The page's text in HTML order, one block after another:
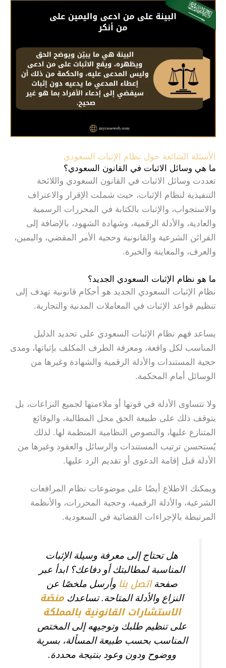
الأسئلة الشائعة حول نظام الإثبات السعودي
ما هي وسائل الاثبات في القانون السعودي؟
تعددت وسائل الاثبات في القانون السعودي واللائحة
التنفيذية لنظام الإثبات، حيث شملت الإقرار والاعتراف
والاستجواب، والإثبات بالكتابة في المحررات الرسمية
والعادية، والأدلة الرقمية، وشهادة الشهود، بالإضافة إلى
القرائن الشرعية والقانونية وحجية الأمر المقضي، واليمين،
والعرف، والمعاينة والخبرة.
ما هو نظام الإثبات السعودي الجديد؟
نظام الإثبات السعودي الجديد هو أحكام قانونية تهدف إلى
تنظيم قواعد الإثبات في المعاملات المدنية والتجارية.
يساعد فهم نظام الإثبات السعودي على تحديد الدليل
المناسب لكل واقعة، ومعرفة الطرف المكلف بإثباتها، ومدى
حجية المستندات والأدلة الرقمية والشهادة وغيرها من
الوسائل أمام المحكمة.
ولا تتساوى الأدلة في قوتها أو ملاءمتها لجميع النزاعات، بل
يتوقف ذلك على طبيعة الحق محل المطالبة، والوقائع
المتنازع عليها، والنصوص النظامية المنظمة لها. لذلك
يُستحسن ترتيب المستندات والرسائل والعقود وغيرها من
الأدلة قبل إقامة الدعوى أو تقديم الرد عليها.
ويمكنك الاطلاع أيضًا على موضوعات نظام المرافعات
الشرعية، والأدلة الرقمية، وحجية المحررات، والأنظمة
المرتبطة بالإجراءات القضائية في السعودية.
هل تحتاج إلى معرفة وسيلة الإثبات
المناسبة لمطالبتك أو دفاعك؟ ابدأ عبر
صفحةاتصل بنا وأرسل ملخصًا عن
النزاع والأدلة المتاحة. تساعدك منصّة
الاستشارات القانونية بالمملكة
على تنظيم طلبك وتوجيهه إلى المختص
المناسب بحسب طبيعة المسألة، بسرية
ووضوح ودون وعود بنتيجة محددة.